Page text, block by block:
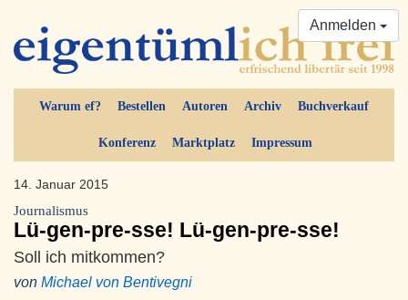
Warum ef? Bestellen Autoren Archiv Buchverkauf
Konferenz Marktplatz Impressum
Anmelden
14. Januar 2015
Journalismus
Lü-gen-pre-sse! Lü-gen-pre-sse!
Soll ich mitkommen?
von Michael von Bentivegni